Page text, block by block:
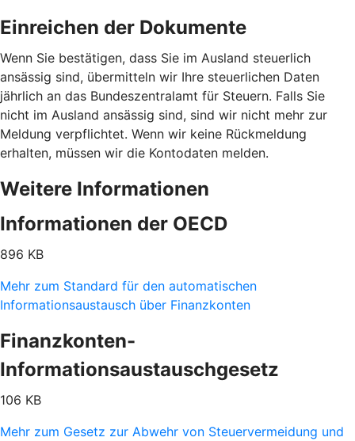
Einreichen der Dokumente
Wenn Sie bestätigen, dass Sie im Ausland steuerlich
ansässig sind, übermitteln wir Ihre steuerlichen Daten
jährlich an das Bundeszentralamt für Steuern. Falls Sie
nicht im Ausland ansässig sind, sind wir nicht mehr zur
Meldung verpflichtet. Wenn wir keine Rückmeldung
erhalten, müssen wir die Kontodaten melden.
Weitere Informationen
Informationen der OECD
896 KB
Mehr zum Standard für den automatischen
Informationsaustausch über Finanzkonten
Finanzkonten-
Informationsaustauschgesetz
106 KB
Mehr zum Gesetz zur Abwehr von Steuervermeidung und